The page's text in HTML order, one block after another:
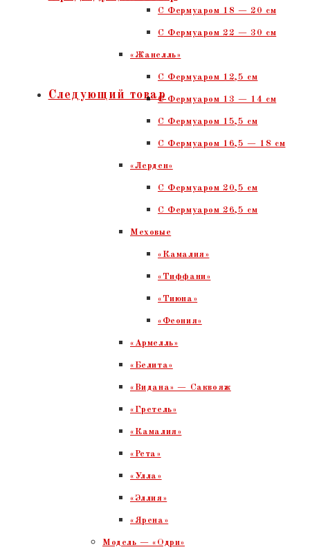
C Фермуаром 18 — 20 см
С Фермуаром 22 — 30 см
«Жанелль»
С Фермуаром 12,5 см
С Фермуаром 13 — 14 см
С Фермуаром 15,5 см
С Фермуаром 16,5 — 18 см
«Лерден»
С Фермуаром 20,5 см
С Фермуаром 26,5 см
Меховые
«Камалия»
«Тиффани»
«Тиюна»
«Феония»
«Армелль»
«Белита»
«Видана» — Саквояж
«Гретель»
«Камалия»
«Рета»
«Улла»
«Эллия»
«Ярена»
Модель — «Одри»
Следующий товар